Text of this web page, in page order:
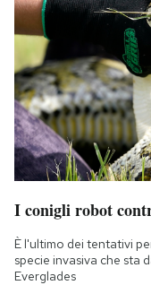
I conigli robot
È l'ultimo dei tentativi
specie invasiva che sta
Everglades